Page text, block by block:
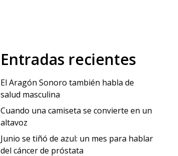
Entradas recientes
El Aragón Sonoro también habla de
salud masculina
Cuando una camiseta se convierte en un
altavoz
Junio se tiñó de azul: un mes para hablar
del cáncer de próstata